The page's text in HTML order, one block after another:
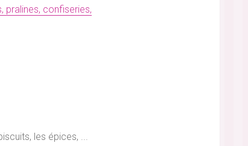
pralines, confiseries,
les épices, ...